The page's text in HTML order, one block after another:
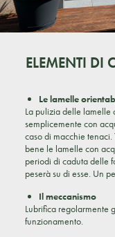
ELEMENTI DI
Le lamelle
La pulizia delle lamelle
semplicemente con
caso di macchie
bene le lamelle con
periodi di caduta delle
peserà su di esse. Un
Il meccanismo
Lubrifica regolarmente
funzionamento.